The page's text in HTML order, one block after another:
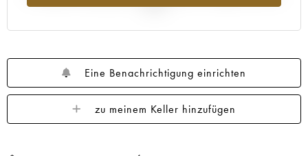
Eine Benachrichtigung einrichten
zu meinem Keller hinzufügen